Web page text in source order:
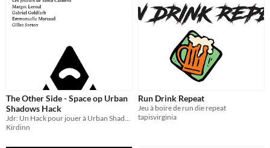
The Other Side - Space op Urban
Shadows Hack
Kirdinn
Run Drink Repeat
Jeu à boire de run die repeat
tapisvirginia